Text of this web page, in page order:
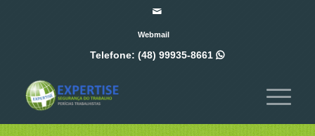
Webmail
Telefone:(48) 99935-8661